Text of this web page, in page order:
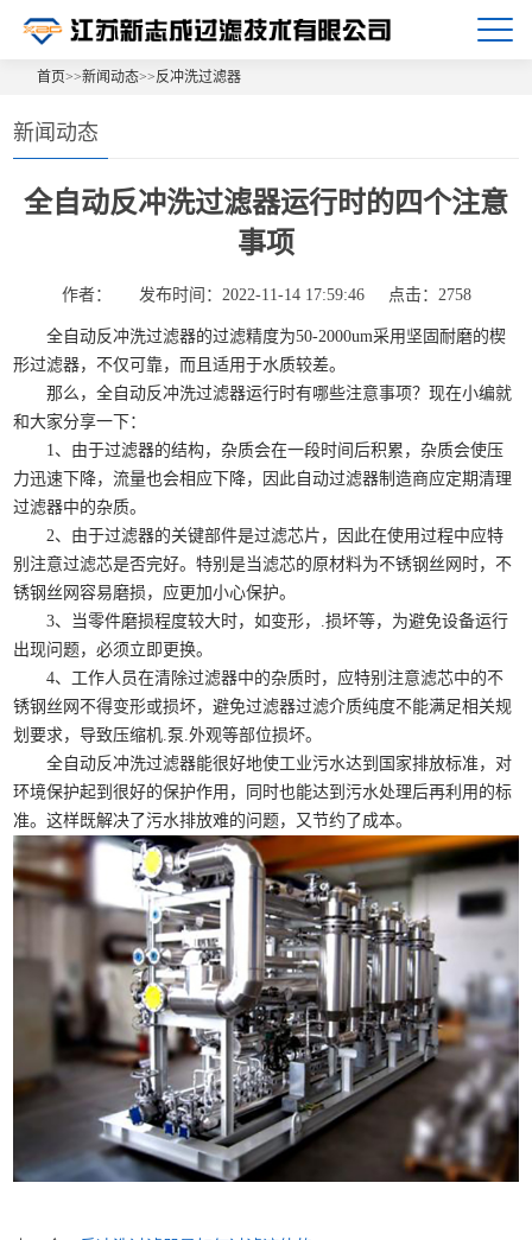
首页>>新闻动态>>反冲洗过滤器
新闻动态
全自动反冲洗过滤器运行时的四个注意
事项
作者： 发布时间：2022-11-14 17:59:46 点击：2758
全自动反冲洗过滤器的过滤精度为50-2000um采用坚固耐磨的楔
形过滤器，不仅可靠，而且适用于水质较差。
那么，全自动反冲洗过滤器运行时有哪些注意事项？现在小编就
和大家分享一下：
1、由于过滤器的结构，杂质会在一段时间后积累，杂质会使压
力迅速下降，流量也会相应下降，因此自动过滤器制造商应定期清理
过滤器中的杂质。
2、由于过滤器的关键部件是过滤芯片，因此在使用过程中应特
别注意过滤芯是否完好。特别是当滤芯的原材料为不锈钢丝网时，不
锈钢丝网容易磨损，应更加小心保护。
3、当零件磨损程度较大时，如变形，.损坏等，为避免设备运行
出现问题，必须立即更换。
4、工作人员在清除过滤器中的杂质时，应特别注意滤芯中的不
锈钢丝网不得变形或损坏，避免过滤器过滤介质纯度不能满足相关规
划要求，导致压缩机.泵.外观等部位损坏。
全自动反冲洗过滤器能很好地使工业污水达到国家排放标准，对
环境保护起到很好的保护作用，同时也能达到污水处理后再利用的标
准。这样既解决了污水排放难的问题，又节约了成本。